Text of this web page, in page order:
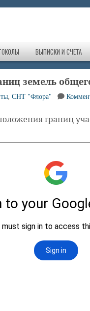
ВЫПИСКИ И СЧЕТА
земель
, СНТ "Флора"
границ